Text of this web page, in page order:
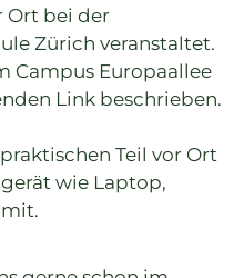
Ort bei der
Zürich veranstaltet.
Campus Europaallee
Link beschrieben.
Teil vor Ort
wie Laptop,